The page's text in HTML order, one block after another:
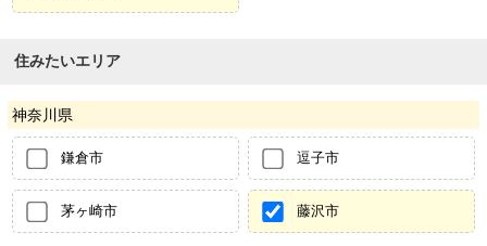
住みたいエリア
神奈川県
鎌倉市 逗子市
茅ヶ崎市 藤沢市